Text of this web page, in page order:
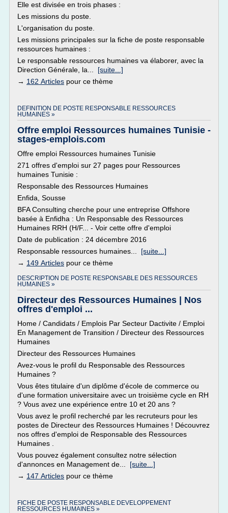
Elle est divisée en trois phases :
Les missions du poste.
L'organisation du poste.
Les missions principales sur la fiche de poste responsable
ressources humaines :
Le responsable ressources humaines va élaborer, avec la
Direction Générale, la... [suite...]
→ 162 Articles pour ce thème
DEFINITION DE POSTE RESPONSABLE RESSOURCES
HUMAINES »
Offre emploi Ressources humaines Tunisie -
stages-emplois.com
Offre emploi Ressources humaines Tunisie
271 offres d'emploi sur 27 pages pour Ressources
humaines Tunisie :
Responsable des Ressources Humaines
Enfida, Sousse
BFA Consulting cherche pour une entreprise Offshore
basée à Enfidha : Un Responsable des Ressources
Humaines RRH (H/F... - Voir cette offre d'emploi
Date de publication : 24 décembre 2016
Responsable ressources humaines... [suite...]
→ 149 Articles pour ce thème
DESCRIPTION DE POSTE RESPONSABLE DES RESSOURCES
HUMAINES »
Directeur des Ressources Humaines | Nos
offres d'emploi ...
Home / Candidats / Emplois Par Secteur Dactivite / Emploi
En Management de Transition / Directeur des Ressources
Humaines
Directeur des Ressources Humaines
Avez-vous le profil du Responsable des Ressources
Humaines ?
Vous êtes titulaire d'un diplôme d'école de commerce ou
d'une formation universitaire avec un troisième cycle en RH
? Vous avez une expérience entre 10 et 20 ans ?
Vous avez le profil recherché par les recruteurs pour les
postes de Directeur des Ressources Humaines ! Découvrez
nos offres d'emploi de Responsable des Ressources
Humaines .
Vous pouvez également consultez notre sélection
d'annonces en Management de... [suite...]
→ 147 Articles pour ce thème
FICHE DE POSTE RESPONSABLE DEVELOPPEMENT
RESSOURCES HUMAINES »